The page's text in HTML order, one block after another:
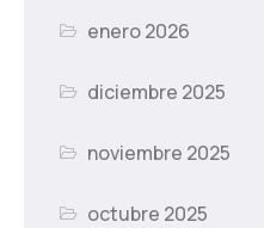
enero 2026
diciembre 2025
noviembre 2025
octubre 2025